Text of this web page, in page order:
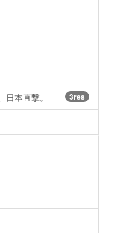
日本直撃。 3res